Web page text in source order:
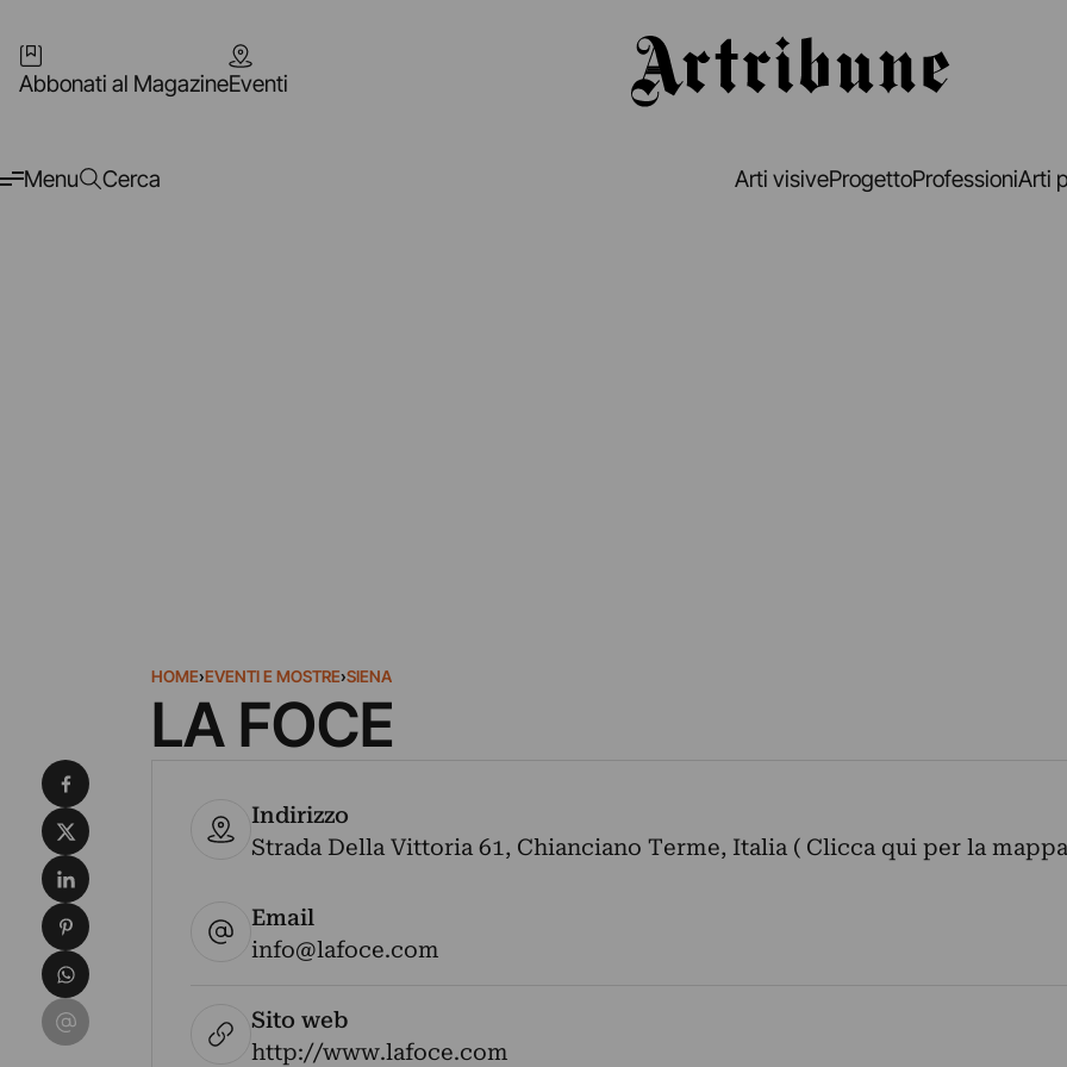
Abbonati al MagazineEventi
Menu Cerca Arti visiveProgettoProfessioniArti
HOME›EVENTI E MOSTRE›SIENA
LA FOCE
Indirizzo
Strada Della Vittoria 61, Chianciano Terme, Italia ( Clicca qui per la
Email
info@lafoce.com
Sito web
http://www.lafoce.com
Condividi su Facebook
Condividi su X
Condividi su LinkedIn
Condividi su Pinterest
Condividi su WhatsApp
Condividi su Email